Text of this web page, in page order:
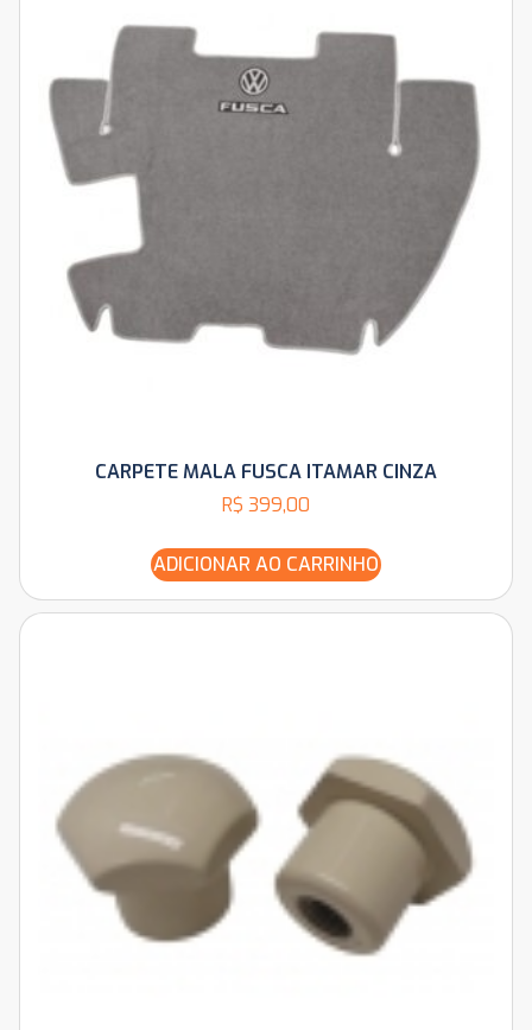
CARPETE MALA FUSCA ITAMAR CINZA
R$ 399,00
ADICIONAR AO CARRINHO